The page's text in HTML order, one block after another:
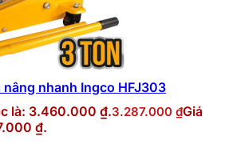
nhanh Ingco HFJ303
là: 3.460.000 ₫.3.287.000 ₫Giá
₫.